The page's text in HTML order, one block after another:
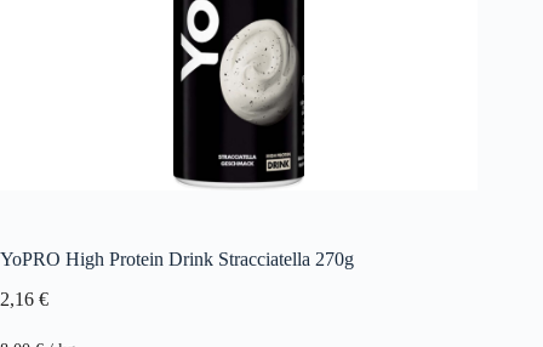
YoPRO High Protein Drink Stracciatella 270g
2,16 €